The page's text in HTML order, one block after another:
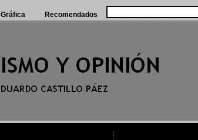
Gráfica Recomendados